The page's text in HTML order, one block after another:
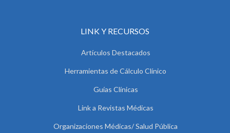
LINK Y RECURSOS
Artículos Destacados
Herramientas de Cálculo Clínico
Guías Clínicas
Link a Revistas Médicas
Organizaciones Médicas/ Salud Pública